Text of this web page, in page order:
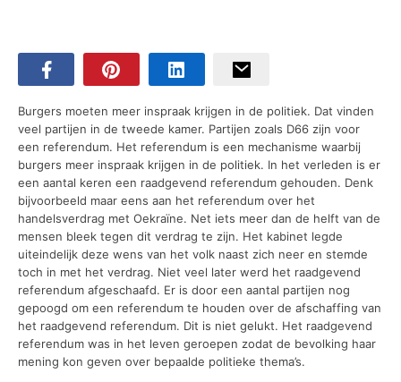
Burgers moeten meer inspraak krijgen in de politiek. Dat vinden
veel partijen in de tweede kamer. Partijen zoals D66 zijn voor
een referendum. Het referendum is een mechanisme waarbij
burgers meer inspraak krijgen in de politiek. In het verleden is er
een aantal keren een raadgevend referendum gehouden. Denk
bijvoorbeeld maar eens aan het referendum over het
handelsverdrag met Oekraïne. Net iets meer dan de helft van de
mensen bleek tegen dit verdrag te zijn. Het kabinet legde
uiteindelijk deze wens van het volk naast zich neer en stemde
toch in met het verdrag. Niet veel later werd het raadgevend
referendum afgeschaafd. Er is door een aantal partijen nog
gepoogd om een referendum te houden over de afschaffing van
het raadgevend referendum. Dit is niet gelukt. Het raadgevend
referendum was in het leven geroepen zodat de bevolking haar
mening kon geven over bepaalde politieke thema’s.